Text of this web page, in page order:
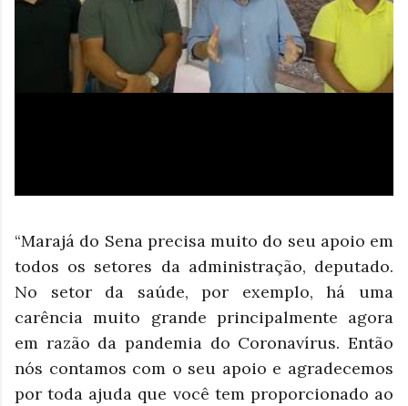
“Marajá do Sena precisa muito do seu apoio em
todos os setores da administração, deputado.
No setor da saúde, por exemplo, há uma
carência muito grande principalmente agora
em razão da pandemia do Coronavírus. Então
nós contamos com o seu apoio e agradecemos
por toda ajuda que você tem proporcionado ao